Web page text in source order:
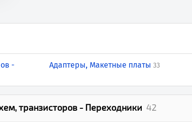
-
Адаптеры, Макетные платы 33
транзисторов - Переходники 42